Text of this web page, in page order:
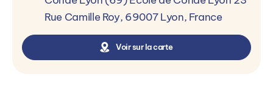
Rue Camille Roy, 69007 Lyon, France
Voir sur la carte